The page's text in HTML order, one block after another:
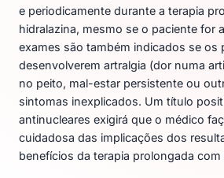
e periodicamente durante a terapia
hidralazina, mesmo se o paciente for
exames são também indicados se os
desenvolverem artralgia (dor numa
no peito, mal-estar persistente ou
sintomas inexplicados. Um título
antinucleares exigirá que o médico
cuidadosa das implicações dos
benefícios da terapia prolongada com